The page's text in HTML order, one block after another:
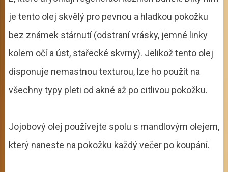
je tento olej skvělý pro pevnou a hladkou pokožku
bez známek stárnutí (odstraní vrásky, jemné linky
kolem očí a úst, stařecké skvrny). Jelikož tento olej
disponuje nemastnou texturou, lze ho použít na
všechny typy pleti od akné až po citlivou pokožku.
Jojobový olej používejte spolu s mandlovým olejem,
který naneste na pokožku každý večer po koupání.